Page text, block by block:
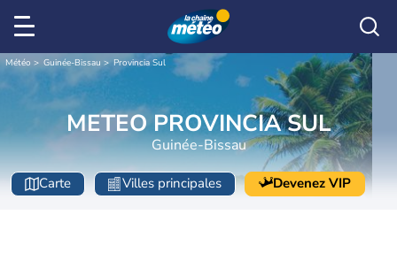
Météo Guinée-Bissau Provincia Sul
METEO PROVINCIA SUL
Guinée-Bissau
Carte Villes principales Devenez VIP